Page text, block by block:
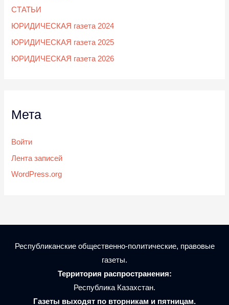
СТАТЬИ
ЮРИДИЧЕСКАЯ газета 2024
ЮРИДИЧЕСКАЯ газета 2025
ЮРИДИЧЕСКАЯ газета 2026
Мета
Войти
Лента записей
WordPress.org
Республиканские общественно-политические, правовые
газеты.
Территория распространения:
Республика Казахстан.
Газеты выходят по вторникам и пятницам.